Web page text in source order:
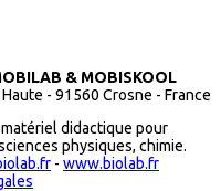
& MOBISKOOL
- 91560 Crosne - France
didactique pour
physiques, chimie.
- www.biolab.fr